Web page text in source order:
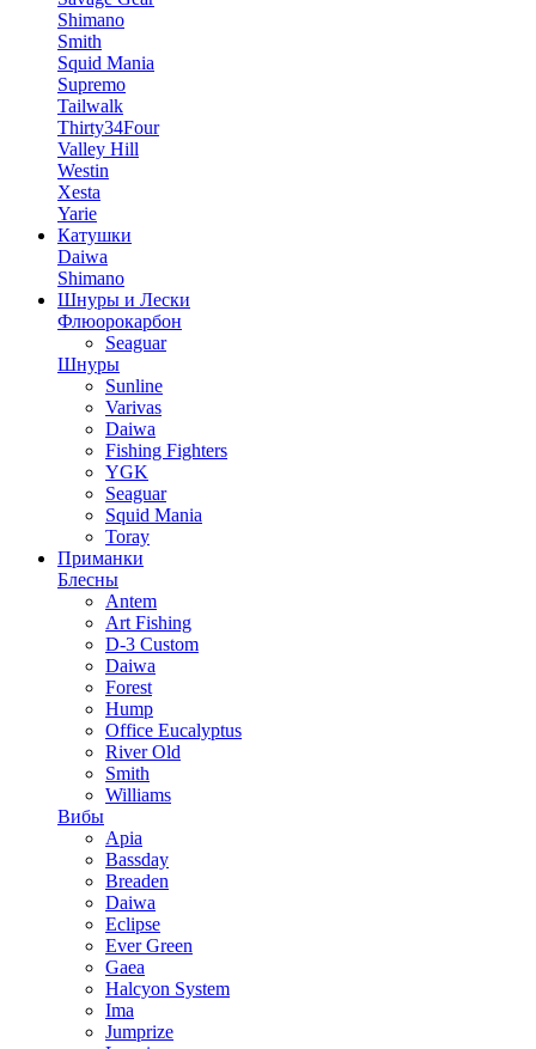
Shimano
Smith
Squid Mania
Supremo
Tailwalk
Thirty34Four
Valley Hill
Westin
Xesta
Yarie
Катушки
Daiwa
Shimano
Шнуры и Лески
Флюорокарбон
Seaguar
Шнуры
Sunline
Varivas
Daiwa
Fishing Fighters
YGK
Seaguar
Squid Mania
Toray
Приманки
Блесны
Antem
Art Fishing
D-3 Custom
Daiwa
Forest
Hump
Office Eucalyptus
River Old
Smith
Williams
Вибы
Apia
Bassday
Breaden
Daiwa
Eclipse
Ever Green
Gaea
Halcyon System
Ima
Jumprize